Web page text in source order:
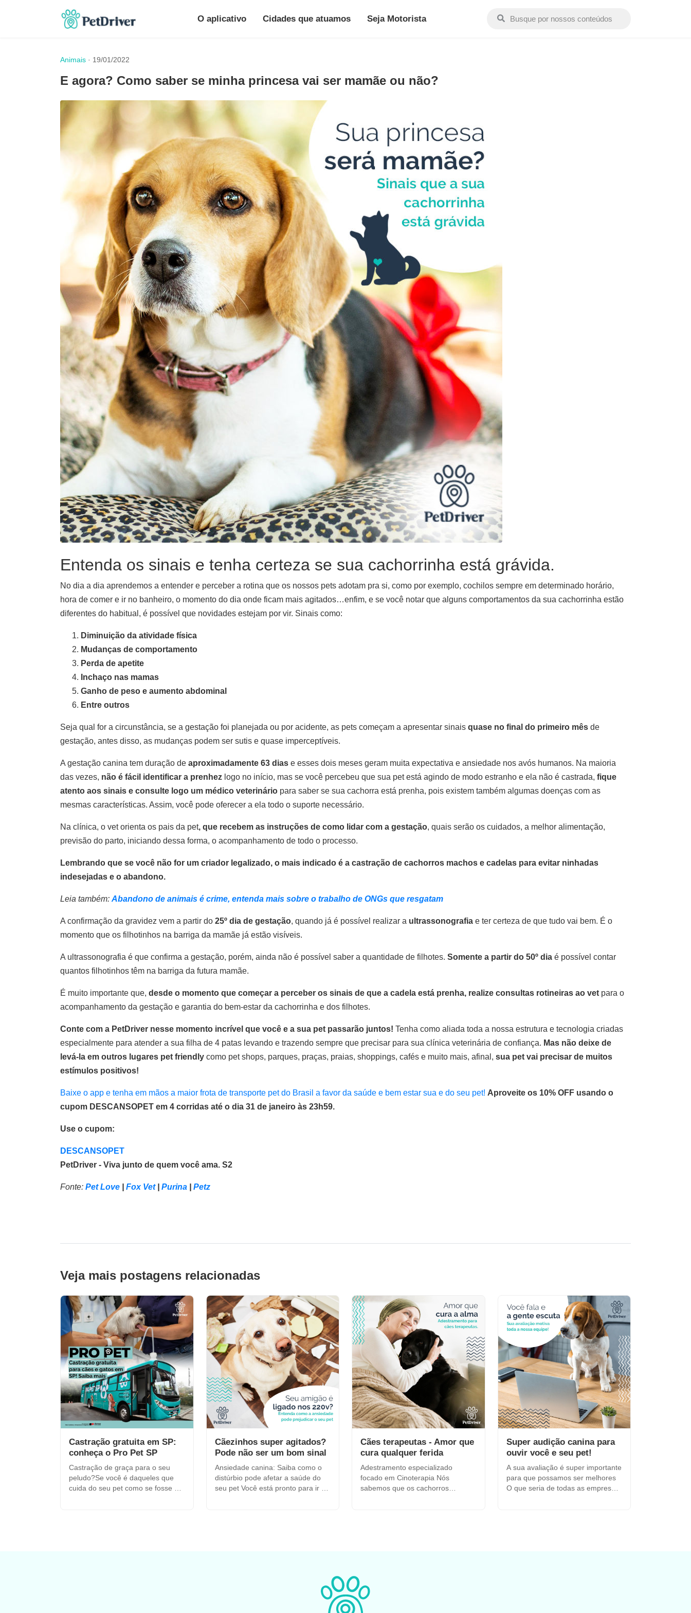
O aplicativo Cidades que atuamos Seja Motorista
Buscar conteúdos
Animais · 19/01/2022
E agora? Como saber se minha princesa vai ser mamãe ou não?
Entenda os sinais e tenha certeza se sua cachorrinha está grávida.
No dia a dia aprendemos a entender e perceber a rotina que os nossos pets adotam pra si, como por exemplo, cochilos sempre em determinado horário,
hora de comer e ir no banheiro, o momento do dia onde ficam mais agitados…enfim, e se você notar que alguns comportamentos da sua cachorrinha estão
diferentes do habitual, é possível que novidades estejam por vir. Sinais como:
Diminuição da atividade física
Mudanças de comportamento
Perda de apetite
Inchaço nas mamas
Ganho de peso e aumento abdominal
Entre outros
Seja qual for a circunstância, se a gestação foi planejada ou por acidente, as pets começam a apresentar sinais quase no final do primeiro mês de
gestação, antes disso, as mudanças podem ser sutis e quase imperceptíveis.
A gestação canina tem duração de aproximadamente 63 dias e esses dois meses geram muita expectativa e ansiedade nos avós humanos. Na maioria
das vezes, não é fácil identificar a prenhez logo no início, mas se você percebeu que sua pet está agindo de modo estranho e ela não é castrada, fique
atento aos sinais e consulte logo um médico veterinário para saber se sua cachorra está prenha, pois existem também algumas doenças com as
mesmas características. Assim, você pode oferecer a ela todo o suporte necessário.
Na clínica, o vet orienta os pais da pet, que recebem as instruções de como lidar com a gestação, quais serão os cuidados, a melhor alimentação,
previsão do parto, iniciando dessa forma, o acompanhamento de todo o processo.
Lembrando que se você não for um criador legalizado, o mais indicado é a castração de cachorros machos e cadelas para evitar ninhadas
indesejadas e o abandono.
Leia também: Abandono de animais é crime, entenda mais sobre o trabalho de ONGs que resgatam
A confirmação da gravidez vem a partir do 25º dia de gestação, quando já é possível realizar a ultrassonografia e ter certeza de que tudo vai bem. É o
momento que os filhotinhos na barriga da mamãe já estão visíveis.
A ultrassonografia é que confirma a gestação, porém, ainda não é possível saber a quantidade de filhotes. Somente a partir do 50º dia é possível contar
quantos filhotinhos têm na barriga da futura mamãe.
É muito importante que, desde o momento que começar a perceber os sinais de que a cadela está prenha, realize consultas rotineiras ao vet para o
acompanhamento da gestação e garantia do bem-estar da cachorrinha e dos filhotes.
Conte com a PetDriver nesse momento incrível que você e a sua pet passarão juntos! Tenha como aliada toda a nossa estrutura e tecnologia criadas
especialmente para atender a sua filha de 4 patas levando e trazendo sempre que precisar para sua clínica veterinária de confiança. Mas não deixe de
levá-la em outros lugares pet friendly como pet shops, parques, praças, praias, shoppings, cafés e muito mais, afinal, sua pet vai precisar de muitos
estímulos positivos!
Baixe o app e tenha em mãos a maior frota de transporte pet do Brasil a favor da saúde e bem estar sua e do seu pet! Aproveite os 10% OFF usando o
cupom DESCANSOPET em 4 corridas até o dia 31 de janeiro às 23h59.
Use o cupom:
DESCANSOPET
PetDriver - Viva junto de quem você ama. S2
Fonte: Pet Love Fox Vet| Purina Petz
Veja mais postagens relacionadas
Castração gratuita em SP:
conheça o Pro Pet SP
Castração de graça para o seu
peludo?Se você é daqueles que
cuida do seu pet como se fosse um
Cãezinhos super agitados?
Pode não ser um bom sinal
Ansiedade canina: Saiba como o
distúrbio pode afetar a saúde do
seu pet Você está pronto para ir ao
Cães terapeutas - Amor que
cura qualquer ferida
Adestramento especializado
focado em Cinoterapia Nós
sabemos que os cachorros
Super audição canina para
ouvir você e seu pet!
A sua avaliação é super importante
para que possamos ser melhores
O que seria de todas as empresas